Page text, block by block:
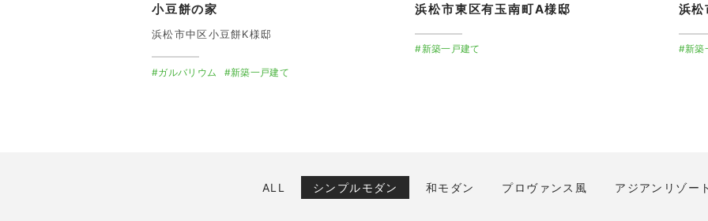
小豆餅の家
浜松市中区小豆餅K様邸
#ガルバリウム #新築一戸建て
浜松市東区有玉南町A様邸
#新築一戸建て
浜
#新築
ALL シンプルモダン 和モダン プロヴァンス風 アジアンリゾー